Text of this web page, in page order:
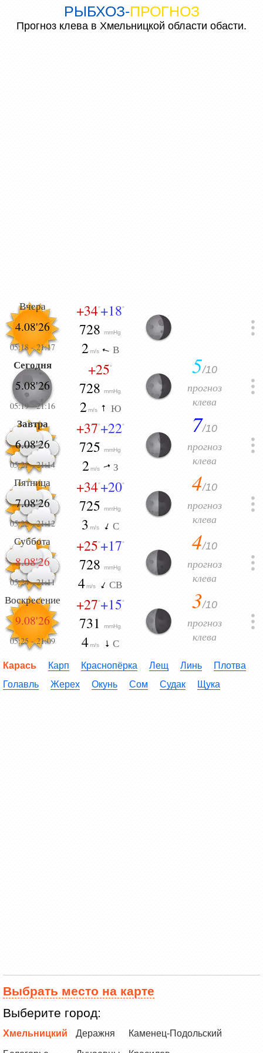
РЫБХОЗ-ПРОГНОЗ
Прогноз клева в Хмельницкой области обасти.
Вчера
4.08'26
05:18-21:17
+34°+18°
728mmHg
2 m/s В
Сегодня
5.08'26
05:19-21:16
+25°
728mmHg
2 m/s Ю
5/10
прогноз
клева
Завтра
6.08'26
05:21-21:14
+37°+22°
725mmHg
2 m/s З
7/10
прогноз
клева
Пятница
7.08'26
05:22-21:12
+34°+20°
725mmHg
3 m/s С
4/10
прогноз
клева
Суббота
8.08'26
05:24-21:11
+25°+17°
728mmHg
4m/s СВ
4/10
прогноз
клева
Воскресение
9.08'26
05:25-21:09
+27°+15°
731mmHg
4 m/s С
3/10
прогноз
клева
Карась Карп Краснопёрка Лещ Линь
Плотва
Голавль
Жерех Окунь Сом Судак Щука
Выбрать место на карте
Выберите город:
Хмельницкий Деражня Каменец-Подольский